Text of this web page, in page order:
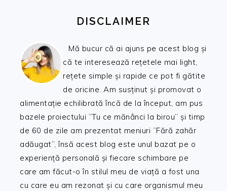
DISCLAIMER
Mă bucur că ai ajuns pe acest blog și
că te interesează rețetele mai light,
rețete simple și rapide ce pot fi gătite
de oricine. Am susținut și promovat o
alimentație echilibrată încă de la început, am pus
bazele proiectului ”Tu ce mănânci la birou” și timp
de 60 de zile am prezentat meniuri ”Fără zahăr
adăugat”, însă acest blog este unul bazat pe o
experiență personală și fiecare schimbare pe
care am făcut-o în stilul meu de viață a fost una
cu care eu am rezonat și cu care organismul meu